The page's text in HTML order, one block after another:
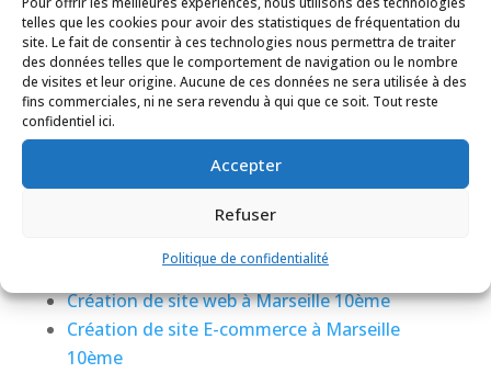
telles que les cookies pour avoir des statistiques de fréquentation du
site. Le fait de consentir à ces technologies nous permettra de traiter
des données telles que le comportement de navigation ou le nombre
de visites et leur origine. Aucune de ces données ne sera utilisée à des
fins commerciales, ni ne sera revendu à qui que ce soit. Tout reste
confidentiel ici.
Accepter
Refuser
Politique de confidentialité
Création de site web à Marseille La Valentine
Création de site E-commerce à Marseille La
Valentine
Référencement de site internet à Marseille
Publicité sur Google à Marseille La Valentine
Agence web à Marseille 10ème
Création de site web à Marseille 10ème
Création de site E-commerce à Marseille
10ème